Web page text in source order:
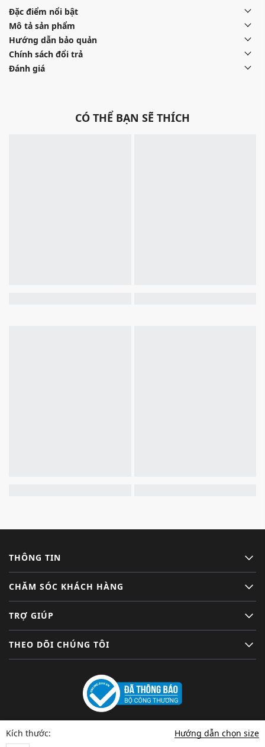
Kích thước: Hướng dẫn chọn size
Đặc điểm nổi bật
Mô tả sản phẩm
Hướng dẫn bảo quản
Chính sách đổi trả
Đánh giá
CÓ THỂ BẠN SẼ THÍCH
THÔNG TIN
CHĂM SÓC KHÁCH HÀNG
TRỢ GIÚP
THEO DÕI CHÚNG TÔI